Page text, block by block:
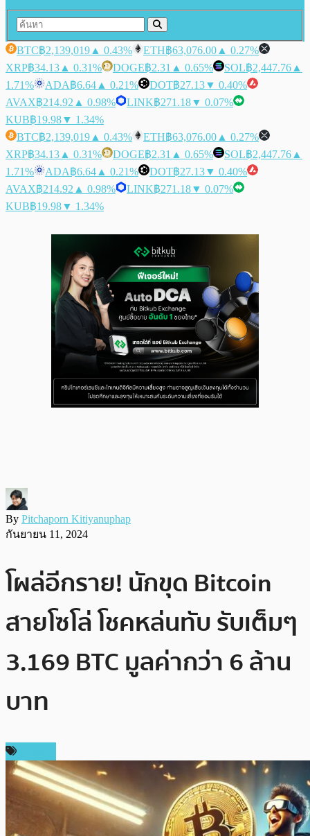
BTC฿2,139,019 ▲ 0.43% ETH฿63,076.00 ▲ 0.27%
XRP฿34.13 ▲ 0.31% DOGE฿2.31 ▲ 0.65% SOL฿2,447.76 ▲
1.71%
ADA฿6.64 ▲ 0.21% DOT฿27.13▼ 0.40%
AVAX฿214.92 ▲ 0.98% LINK฿271.18▼ 0.07%
KUB฿19.98▼ 1.34%
BTC฿2,139,019 ▲ 0.43% ETH฿63,076.00 ▲ 0.27%
XRP฿34.13 ▲ 0.31% DOGE฿2.31 ▲ 0.65% SOL฿2,447.76 ▲
1.71%
ADA฿6.64 ▲ 0.21% DOT฿27.13▼ 0.40%
AVAX฿214.92 ▲ 0.98% LINK฿271.18▼ 0.07%
KUB฿19.98▼ 1.34%
By Pitchaporn Kitiyanuphap
กันยายน 11, 2024
โผล่อีกราย! นักขุด Bitcoin
สายโซโล่ โชคหล่นทับ รับเต็มๆ
3.169 BTC มูลค่ากว่า 6 ล้าน
บาท